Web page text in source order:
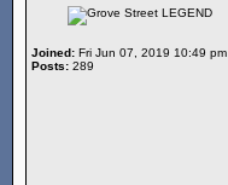
Joined: Fri Jun 07, 2019 10:49 pm
Posts: 289